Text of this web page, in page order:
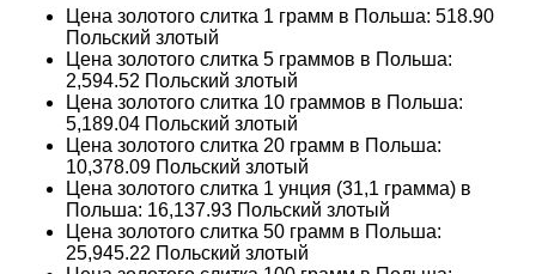
Цена золотого слитка 1 грамм в Польша: 518.90
Польский злотый
Цена золотого слитка 5 граммов в Польша:
2,594.52 Польский злотый
Цена золотого слитка 10 граммов в Польша:
5,189.04 Польский злотый
Цена золотого слитка 20 грамм в Польша:
10,378.09 Польский злотый
Цена золотого слитка 1 унция (31,1 грамма) в
Польша: 16,137.93 Польский злотый
Цена золотого слитка 50 грамм в Польша:
25,945.22 Польский злотый